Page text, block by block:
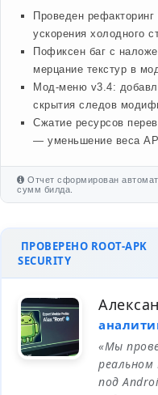
Проведен
ускорения холодного
Пофиксен баг с
мерцание текстур в
Мод-меню v3.4:
скрытия следов
Сжатие ресурсов
— уменьшение веса
Отчет сформирован
сумм билда.
ПРОВЕРЕНО ROOT-APK
SECURITY
«Мы
под